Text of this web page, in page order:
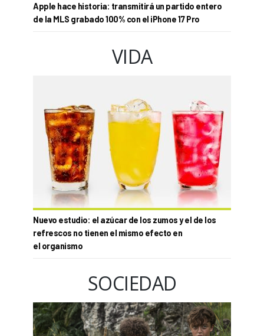
Apple hace historia: transmitirá un partido entero
de la MLS grabado 100% con el iPhone 17 Pro
VIDA
Nuevo estudio: el azúcar de los zumos y el de los
refrescos no tienen el mismo efecto en
el organismo
SOCIEDAD